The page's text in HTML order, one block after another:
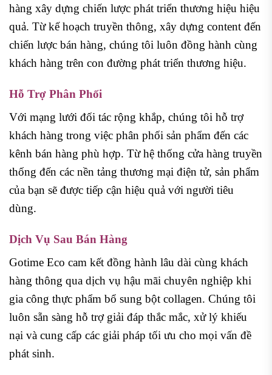
hàng xây dựng chiến lược phát triển thương hiệu hiệu
quả. Từ kế hoạch truyền thông, xây dựng content đến
chiến lược bán hàng, chúng tôi luôn đồng hành cùng
khách hàng trên con đường phát triển thương hiệu.
Hỗ Trợ Phân Phối
Với mạng lưới đối tác rộng khắp, chúng tôi hỗ trợ
khách hàng trong việc phân phối sản phẩm đến các
kênh bán hàng phù hợp. Từ hệ thống cửa hàng truyền
thống đến các nền tảng thương mại điện tử, sản phẩm
của bạn sẽ được tiếp cận hiệu quả với người tiêu
dùng.
Dịch Vụ Sau Bán Hàng
Gotime Eco cam kết đồng hành lâu dài cùng khách
hàng thông qua dịch vụ hậu mãi chuyên nghiệp khi
gia công thực phẩm bổ sung bột collagen. Chúng tôi
luôn sẵn sàng hỗ trợ giải đáp thắc mắc, xử lý khiếu
nại và cung cấp các giải pháp tối ưu cho mọi vấn đề
phát sinh.